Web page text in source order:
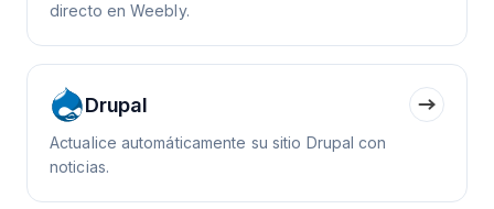
directo en Weebly.
Drupal
Actualice automáticamente su sitio Drupal con
noticias.